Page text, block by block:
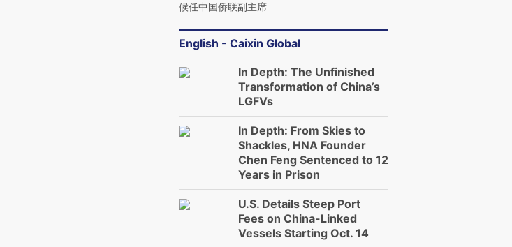
候任中国侨联副主席
English - Caixin Global
In Depth: The Unfinished
Transformation of China’s
LGFVs
In Depth: From Skies to
Shackles, HNA Founder
Chen Feng Sentenced to 12
Years in Prison
U.S. Details Steep Port
Fees on China-Linked
Vessels Starting Oct. 14